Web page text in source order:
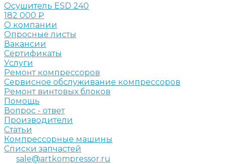
Осушитель ESD 240
182 000 ₽
О компании
Опросные листы
Вакансии
Сертификаты
Услуги
Ремонт компрессоров
Сервисное обслуживание компрессоров
Ремонт винтовых блоков
Помощь
Вопрос - ответ
Производители
Статьи
Компрессорные машины
Списки запчастей
sale@artkompressor.ru